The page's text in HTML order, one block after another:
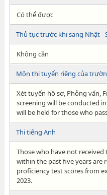
Có thể được
Thủ tục trước khi sang Nhật -
Không cần
Môn thi tuyển riêng của
Xét tuyển hồ sơ, Phỏng vấn,
screening will be conducted
will be held for those who
Thi tiếng Anh
Those who have not
within the past five years are
proficiency test scores from
2023.